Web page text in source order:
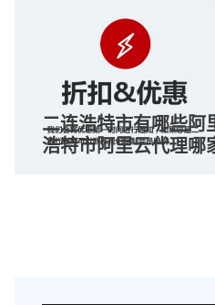
二连浩特市有哪些阿
浩特市阿里云代理哪